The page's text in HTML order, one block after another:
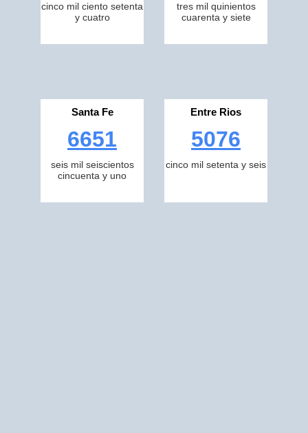
cinco mil ciento setenta
y cuatro
tres mil quinientos
cuarenta y siete
Santa Fe
6651
seis mil seiscientos
cincuenta y uno
Entre Rios
5076
cinco mil setenta y seis